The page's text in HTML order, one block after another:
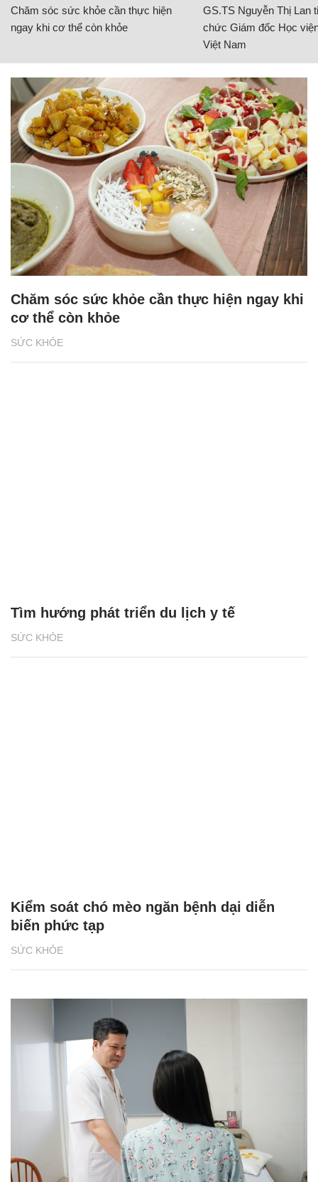
Chăm sóc sức khỏe cần thực hiện
ngay khi cơ thể còn khỏe
GS.TS Nguyễn Thị Lan
chức Giám đốc Học
Việt Nam
SỨC KHỎE
Chăm sóc sức khỏe cần thực hiện ngay khi
cơ thể còn khỏe
SỨC KHỎE
Tìm hướng phát triển du lịch y tế
SỨC KHỎE
Kiểm soát chó mèo ngăn bệnh dại diễn
biến phức tạp